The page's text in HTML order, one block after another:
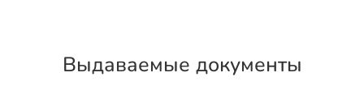
Выдаваемые документы